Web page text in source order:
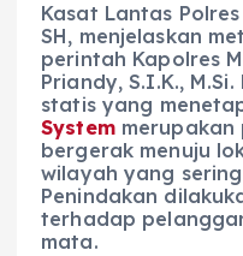
Kasat Lantas
SH, menjelaskan
perintah Kapolres
Priandy, S.I.K.,
statis yang
Systemmerupakan
bergerak menuju
wilayah yang
Penindakan
terhadap
mata.